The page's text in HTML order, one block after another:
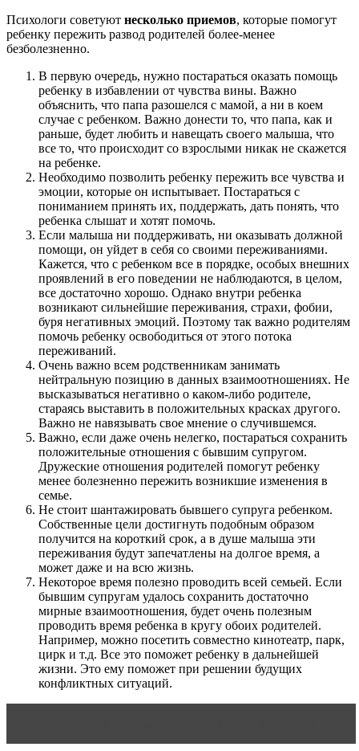
Психологи советуют несколько приемов, которые помогут
ребенку пережить развод родителей более-менее
безболезненно.
В первую очередь, нужно постараться оказать помощь
ребенку в избавлении от чувства вины. Важно
объяснить, что папа разошелся с мамой, а ни в коем
случае с ребенком. Важно донести то, что папа, как и
раньше, будет любить и навещать своего малыша, что
все то, что происходит со взрослыми никак не скажется
на ребенке.
Необходимо позволить ребенку пережить все чувства и
эмоции, которые он испытывает. Постараться с
пониманием принять их, поддержать, дать понять, что
ребенка слышат и хотят помочь.
Если малыша ни поддерживать, ни оказывать должной
помощи, он уйдет в себя со своими переживаниями.
Кажется, что с ребенком все в порядке, особых внешних
проявлений в его поведении не наблюдаются, в целом,
все достаточно хорошо. Однако внутри ребенка
возникают сильнейшие переживания, страхи, фобии,
буря негативных эмоций. Поэтому так важно родителям
помочь ребенку освободиться от этого потока
переживаний.
Очень важно всем родственникам занимать
нейтральную позицию в данных взаимоотношениях. Не
высказываться негативно о каком-либо родителе,
стараясь выставить в положительных красках другого.
Важно не навязывать свое мнение о случившемся.
Важно, если даже очень нелегко, постараться сохранить
положительные отношения с бывшим супругом.
Дружеские отношения родителей помогут ребенку
менее болезненно пережить возникшие изменения в
семье.
Не стоит шантажировать бывшего супруга ребенком.
Собственные цели достигнуть подобным образом
получится на короткий срок, а в душе малыша эти
переживания будут запечатлены на долгое время, а
может даже и на всю жизнь.
Некоторое время полезно проводить всей семьей. Если
бывшим супругам удалось сохранить достаточно
мирные взаимоотношения, будет очень полезным
проводить время ребенка в кругу обоих родителей.
Например, можно посетить совместно кинотеатр, парк,
цирк и т.д. Все это поможет ребенку в дальнейшей
жизни. Это ему поможет при решении будущих
конфликтных ситуаций.